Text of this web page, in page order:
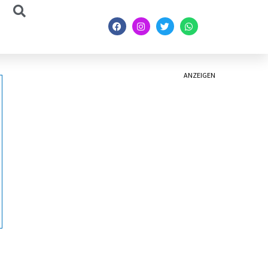
ANZEIGEN